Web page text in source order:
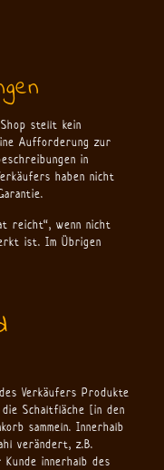
stellt kein
Aufforderung zur
in
haben nicht
reicht“, wenn nicht
ist. Im Übrigen
Verkäufers Produkte
Schaltfläche [in den
sammeln. Innerhalb
verändert, z.B.
innerhalb des